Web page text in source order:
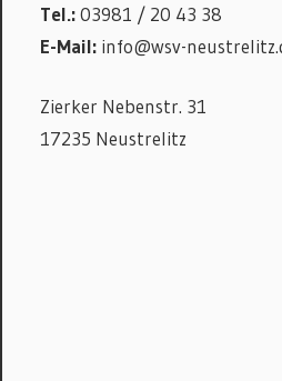
Tel.:03981 / 20 43 38
E-Mail: info@wsv-
Zierker Nebenstr. 31
17235 Neustrelitz